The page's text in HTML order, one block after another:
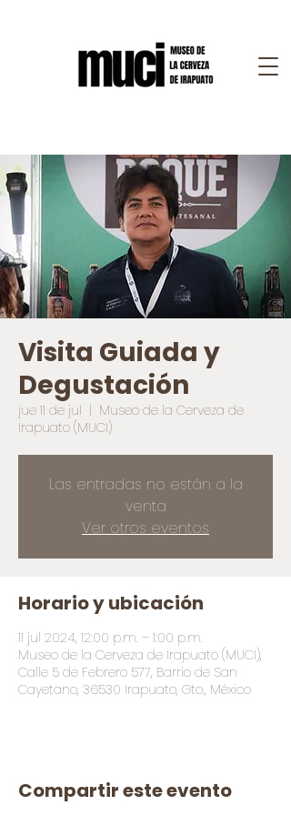
Visita Guiada y
Degustación
jue 11 de jul
  |
Museo de la Cerveza de
Irapuato (MUCI)
Las entradas no están a la
venta
Ver otros eventos
Horario y ubicación
11 jul 2024, 12:00 p.m. – 1:00 p.m.
Museo de la Cerveza de Irapuato (MUCI),
Calle 5 de Febrero 577, Barrio de San
Cayetano, 36530 Irapuato, Gto., México
Compartir este evento